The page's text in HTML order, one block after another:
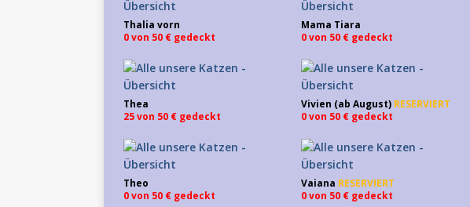
Thalia vorn
0 von 50 € gedeckt
Thea
25 von 50 € gedeckt
Theo
0 von 50 € gedeckt
Mama Tiara
0 von 50 € gedeckt
Vivien (ab August) RESERVIERT
0 von 50 € gedeckt
Vaiana RESERVIERT
0 von 50 € gedeckt